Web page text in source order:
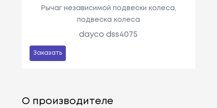
Рычаг независимой подвески колеса,
подвеска колеса
dayco dss4075
Заказать
О производителе